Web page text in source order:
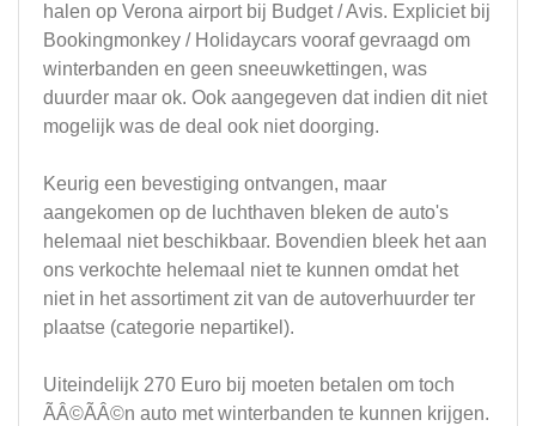
halen op Verona airport bij Budget / Avis. Expliciet bij
Bookingmonkey / Holidaycars vooraf gevraagd om
winterbanden en geen sneeuwkettingen, was
duurder maar ok. Ook aangegeven dat indien dit niet
mogelijk was de deal ook niet doorging.
Keurig een bevestiging ontvangen, maar
aangekomen op de luchthaven bleken de auto's
helemaal niet beschikbaar. Bovendien bleek het aan
ons verkochte helemaal niet te kunnen omdat het
niet in het assortiment zit van de autoverhuurder ter
plaatse (categorie nepartikel).
Uiteindelijk 270 Euro bij moeten betalen om toch
ÃÂ©ÃÂ©n auto met winterbanden te kunnen krijgen.